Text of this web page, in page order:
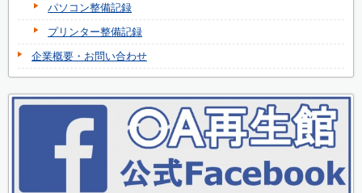
パソコン整備記録
プリンター整備記録
企業概要・お問い合わせ